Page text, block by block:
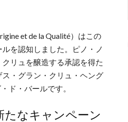
et de la Qualité）はこの
を認知しました。ピノ・ノ
リュを醸造する承認を得た
・グラン・クリュ・ヘング
ド・バールです。
たなキャンペーン